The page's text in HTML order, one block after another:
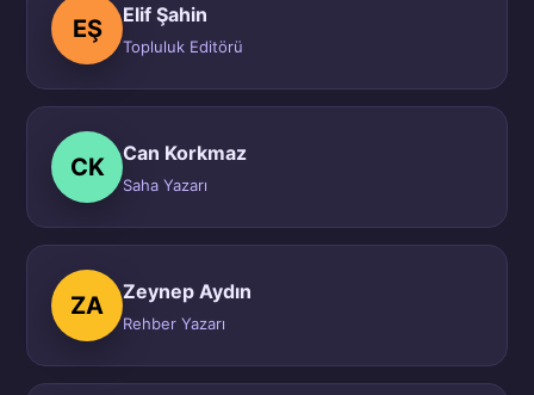
EŞ
Elif Şahin
Topluluk Editörü
CK
Can Korkmaz
Saha Yazarı
ZA
Zeynep Aydın
Rehber Yazarı